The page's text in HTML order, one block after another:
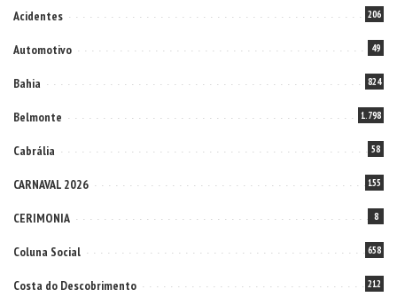
Acidentes 206
Automotivo 49
Bahia 824
Belmonte 1.798
Cabrália 58
CARNAVAL 2026 155
CERIMONIA 8
Coluna Social 658
Costa do Descobrimento 212